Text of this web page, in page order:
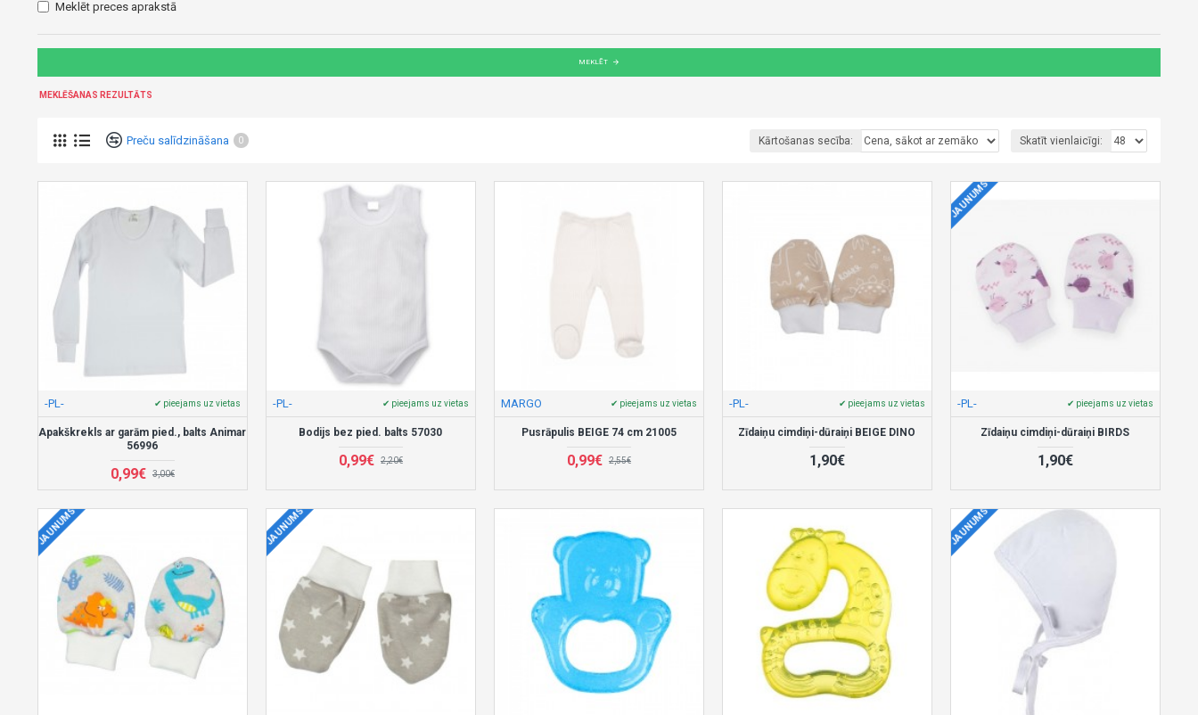
Meklēt preces aprakstā
MEKLĒT
MEKLĒŠANAS REZULTĀTS
Preču salīdzināšana 0 Kārtošanas secība: Skatīt vienlaicīgi:
-PL- ✔ pieejams uz vietas
Apakškrekls ar garām pied., balts Animar
56996
0,99€ 3,00€
-PL- ✔ pieejams uz vietas
Bodijs bez pied. balts 57030
0,99€ 2,20€
MARGO ✔ pieejams uz vietas
Pusrāpulis BEIGE 74 cm 21005
0,99€ 2,55€
-PL- ✔ pieejams uz vietas
Zīdaiņu cimdiņi-dūraiņi BEIGE DINO
1,90€
JAUNUMS
-PL- ✔ pieejams uz vietas
Zīdaiņu cimdiņi-dūraiņi BIRDS
1,90€
JAUNUMS JAUNUMS JAUNUMS